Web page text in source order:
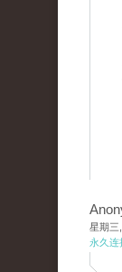
星期三
永久连